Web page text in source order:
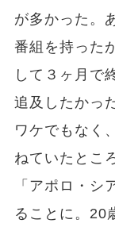
が多かった。
番組を持った
して３ヶ月で
追及したかっ
ワケでもなく
ねていたとこ
「アポロ・シ
ることに。20